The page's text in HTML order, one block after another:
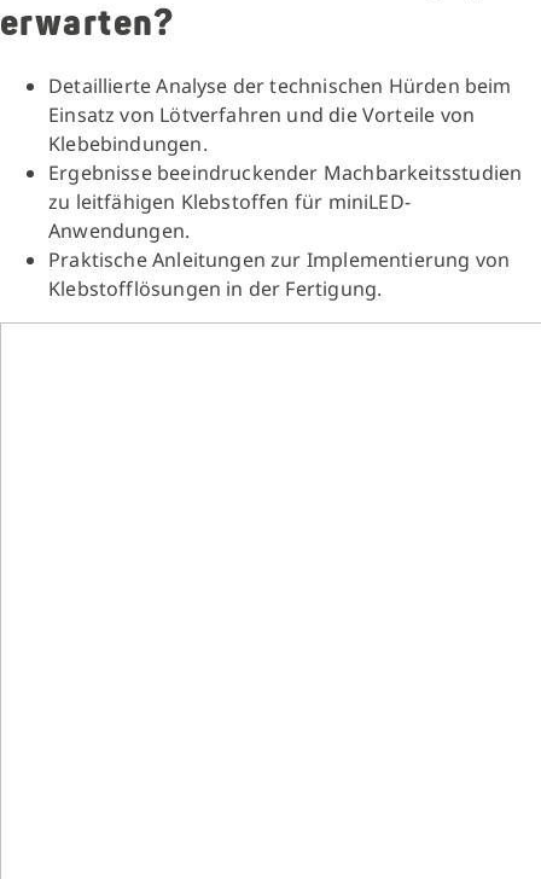
erwarten?
Detaillierte Analyse der technischen Hürden beim
Einsatz von Lötverfahren und die Vorteile von
Klebebindungen.
Ergebnisse beeindruckender Machbarkeitsstudien
zu leitfähigen Klebstoffen für miniLED-
Anwendungen.
Praktische Anleitungen zur Implementierung von
Klebstofflösungen in der Fertigung.